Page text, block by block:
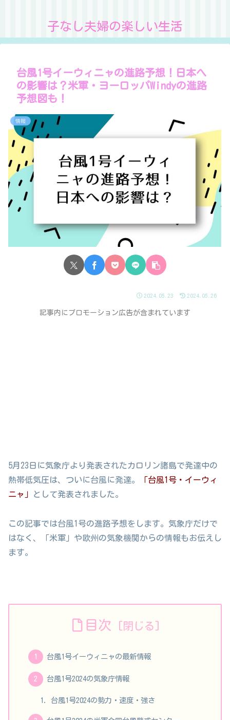
子なし夫婦の楽しい生活
台風1号イーウィニャの進路予想！日本へ
の影響は？米軍・ヨーロッパWindyの進路
予想図も！
情報
2024.05.23 2024.05.26
記事内にプロモーション広告が含まれています
5月23日に気象庁より発表されたカロリン諸島で発達中の
熱帯低気圧は、ついに台風に発達。
「台風1号・イーウィ
ニャ」
として発表されました。
この記事では台風1号の進路予想をします。気象庁だけで
はなく、「米軍」や欧州の気象機関からの情報もお伝えし
ます。
目次
台風1号イーウィニャの最新情報
台風1号2024の気象庁情報
台風1号2024の勢力・速度・強さ